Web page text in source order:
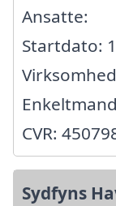
Ansatte:
Startdato:
CVR:
Sydfyns